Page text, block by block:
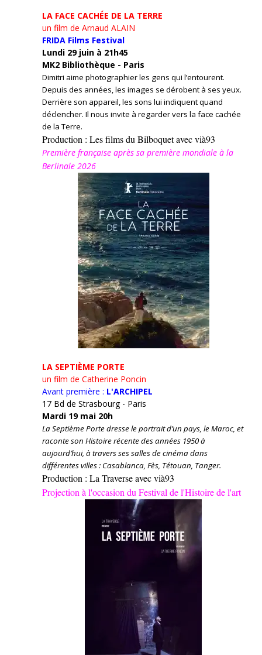
LA FACE CACHÉE DE LA TERRE
un film de Arnaud ALAIN
FRIDA Films Festival
Lundi 29 juin à 21h45
MK2 Bibliothèque - Paris
Dimitri aime photographier les gens qui l’entourent.
Depuis des années, les images se dérobent à ses yeux.
Derrière son appareil, les sons lui indiquent quand
déclencher. Il nous invite à regarder vers la face cachée
de la Terre.
Production : Les films du Bilboquet avec vià93
Première française après sa première mondiale à la
Berlinale 2026
LA SEPTIÈME PORTE
un film de Catherine Poncin
Avant première : L'ARCHIPEL
17 Bd de Strasbourg - Paris
Mardi 19 mai 20h
La Septième Porte dresse le portrait d’un pays, le Maroc, et
raconte son Histoire récente des années 1950 à
aujourd’hui, à travers ses salles de cinéma dans
différentes villes : Casablanca, Fès, Tétouan, Tanger.
Production : La Traverse avec vià93
Projection à l'occasion du Festival de l'Histoire de l'art